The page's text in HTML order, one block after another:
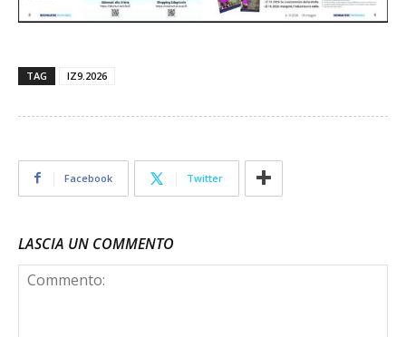
TAG IZ9.2026
Facebook Twitter
LASCIA UN COMMENTO